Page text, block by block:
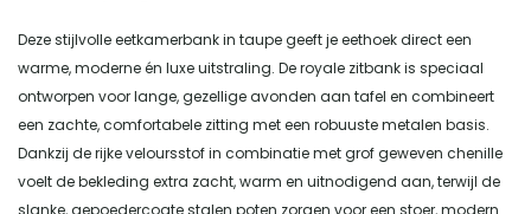
Deze stijlvolle eetkamerbank in taupe geeft je eethoek direct een
warme, moderne én luxe uitstraling. De royale zitbank is speciaal
ontworpen voor lange, gezellige avonden aan tafel en combineert
een zachte, comfortabele zitting met een robuuste metalen basis.
Dankzij de rijke veloursstof in combinatie met grof geweven chenille
voelt de bekleding extra zacht, warm en uitnodigend aan, terwijl de
slanke, gepoedercoate stalen poten zorgen voor een stoer, modern